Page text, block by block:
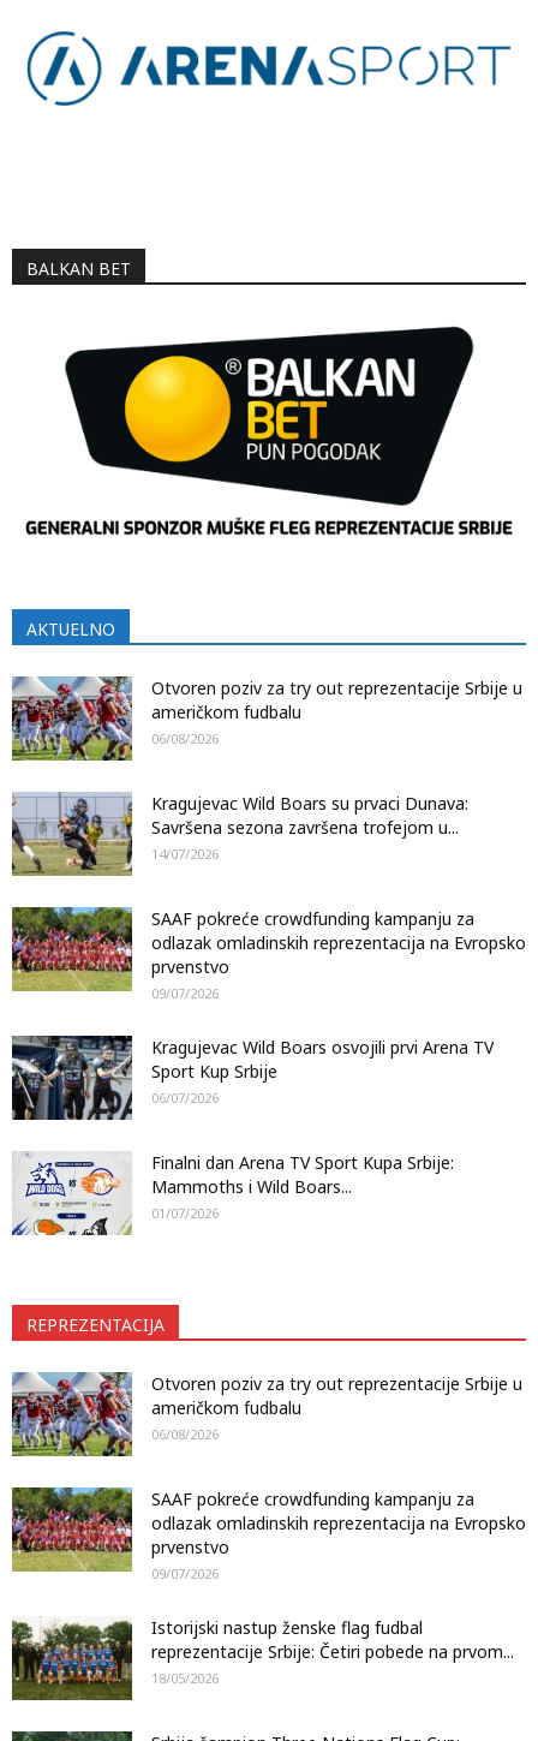
BALKAN BET
AKTUELNO
Otvoren poziv za try out reprezentacije Srbije u
američkom fudbalu
06/08/2026
Kragujevac Wild Boars su prvaci Dunava:
Savršena sezona završena trofejom u...
14/07/2026
SAAF pokreće crowdfunding kampanju za
odlazak omladinskih reprezentacija na Evropsko
prvenstvo
09/07/2026
Kragujevac Wild Boars osvojili prvi Arena TV
Sport Kup Srbije
06/07/2026
Finalni dan Arena TV Sport Kupa Srbije:
Mammoths i Wild Boars...
01/07/2026
REPREZENTACIJA
Otvoren poziv za try out reprezentacije Srbije u
američkom fudbalu
06/08/2026
SAAF pokreće crowdfunding kampanju za
odlazak omladinskih reprezentacija na Evropsko
prvenstvo
09/07/2026
Istorijski nastup ženske flag fudbal
reprezentacije Srbije: Četiri pobede na prvom...
18/05/2026